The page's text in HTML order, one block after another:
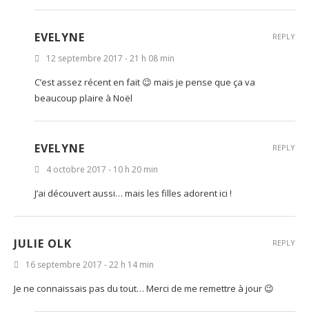
EVELYNE
12 septembre 2017 - 21 h 08 min
C’est assez récent en fait 😉 mais je pense que ça va
beaucoup plaire à Noël
REPLY
EVELYNE
4 octobre 2017 - 10 h 20 min
J’ai découvert aussi… mais les filles adorent ici !
REPLY
JULIE OLK
16 septembre 2017 - 22 h 14 min
Je ne connaissais pas du tout… Merci de me remettre à jour 😉
REPLY